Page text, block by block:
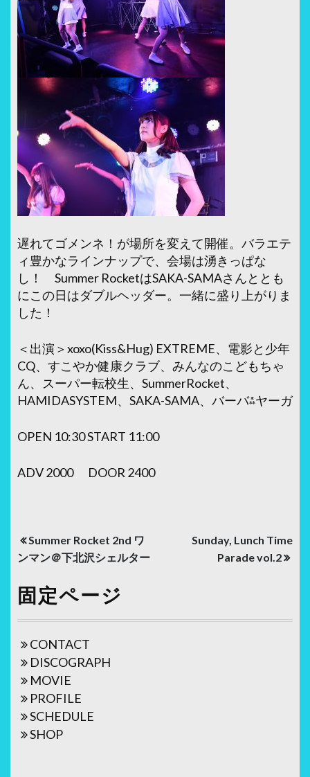
遅れてゴメンネ！が場所を変えて開催。バラエテ
ィ豊かなラインナップで、会場は湧きっぱな
し！ Summer RocketはSAKA-SAMAさんととも
にこの日はダブルヘッダー。一緒に盛り上がりま
した！
＜出演＞xoxo(Kiss&Hug) EXTREME、電影と少年
CQ、すこやか健康クラブ、みんなのこどもちゃ
ん、スーパー転校生、SummerRocket、
HAMIDASYSTEM、SAKA-SAMA、バーバ⁂ヤーガ
OPEN 10:30 START 11:00
ADV 2000 DOOR 2400
投
稿
ナ
ビ
ゲ
ー
シ
ョ
ン
Summer Rocket 2nd ワ
ンマン＠下北沢シェルター
Sunday, Lunch Time
Parade vol.2
固定ページ
CONTACT
DISCOGRAPH
MOVIE
PROFILE
SCHEDULE
SHOP